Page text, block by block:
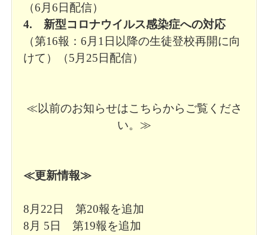
（6月6日配信）
4. 新型コロナウイルス感染症への対応
（第16報：6月1日以降の生徒登校再開に向
けて）（5月25日配信）
≪以前のお知らせはこちらからご覧くださ
い。≫
≪更新情報≫
8月22日第20報を追加
8月 5日第19報を追加